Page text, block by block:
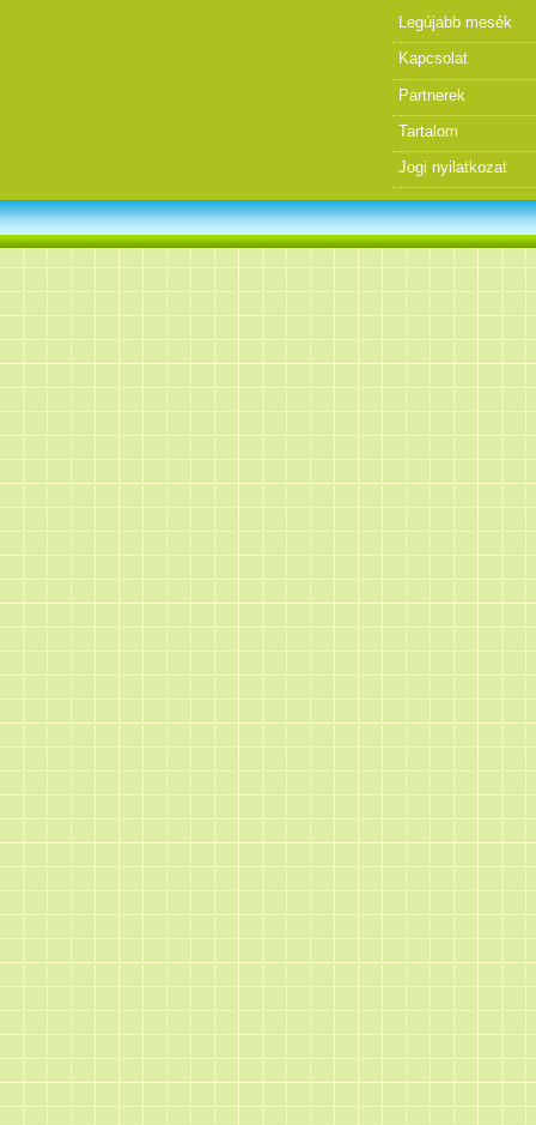
Legújabb mesék
Kapcsolat
Partnerek
Tartalom
Jogi nyilatkozat